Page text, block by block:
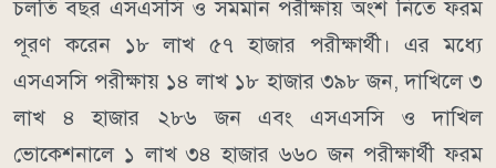
চলতি বছর এসএসসি ও সমমান পরীক্ষায় অংশ নিতে ফরম
পূরণ করেন ১৮ লাখ ৫৭ হাজার পরীক্ষার্থী। এর মধ্যে
এসএসসি পরীক্ষায় ১৪ লাখ ১৮ হাজার ৩৯৮ জন, দাখিলে ৩
লাখ ৪ হাজার ২৮৬ জন এবং এসএসসি ও দাখিল
ভোকেশনালে ১ লাখ ৩৪ হাজার ৬৬০ জন পরীক্ষার্থী ফরম